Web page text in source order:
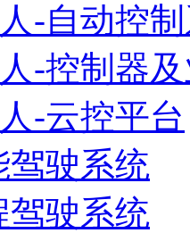
-自动控
-控制器
-云控平台
驾驶系统
驾驶系统